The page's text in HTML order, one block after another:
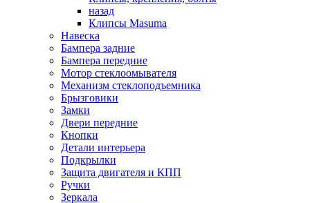
назад
Клипсы Masuma
Навеска
Бампера задние
Бампера передние
Мотор стеклоомывателя
Механизм стеклоподъемника
Брызговики
Замки
Двери передние
Кнопки
Детали интерьера
Подкрылки
Защита двигателя и КПП
Ручки
Зеркала